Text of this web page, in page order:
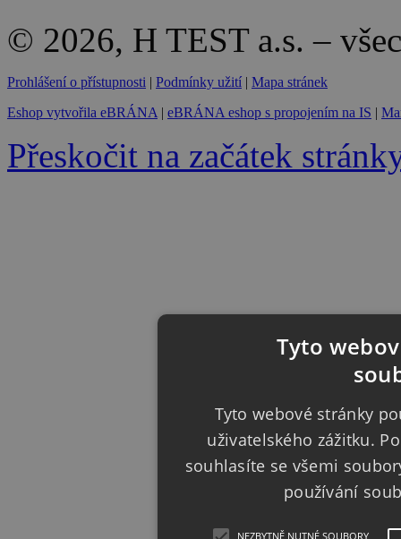
© 2026, H TEST a.s. –
Prohlášení o přístupnosti | Podmínky užití | Mapa stránek
Eshop vytvořila eBRÁNA | eBRÁNA eshop s propojením na IS |
Přeskočit na začátek
Tyto
Tyto webové stránky
uživatelského zážitku.
souhlasíte se všemi
používání
NEZBYTNĚ NUTNÉ SOUBORY